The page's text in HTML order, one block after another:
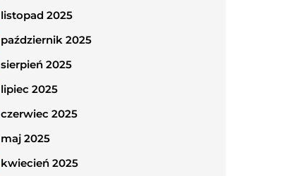
listopad 2025
październik 2025
sierpień 2025
lipiec 2025
czerwiec 2025
maj 2025
kwiecień 2025